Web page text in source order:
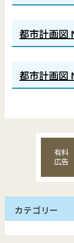
都市計画図
都市計画図
有料
広告
カテゴリー